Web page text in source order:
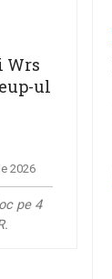
Wrs
ul
2026
pe 4